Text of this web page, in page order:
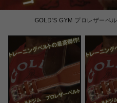
GOLD'S GYM プロレザーベ